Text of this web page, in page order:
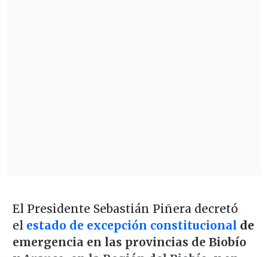
El Presidente Sebastián Piñera decretó
el estado de excepción constitucional de
emergencia en las provincias de Biobío